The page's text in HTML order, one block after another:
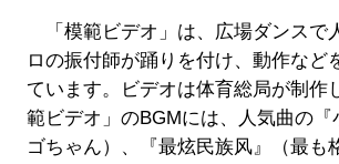
「模範ビデオ」は、広場ダンスで
ロの振付師が踊りを付け、動作など
ています。ビデオは体育総局が制作
範ビデオ」のBGMには、人気曲の『
ゴちゃん）、『最炫民族风』（最も